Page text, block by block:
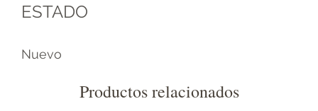
ESTADO
Nuevo
Productos relacionados